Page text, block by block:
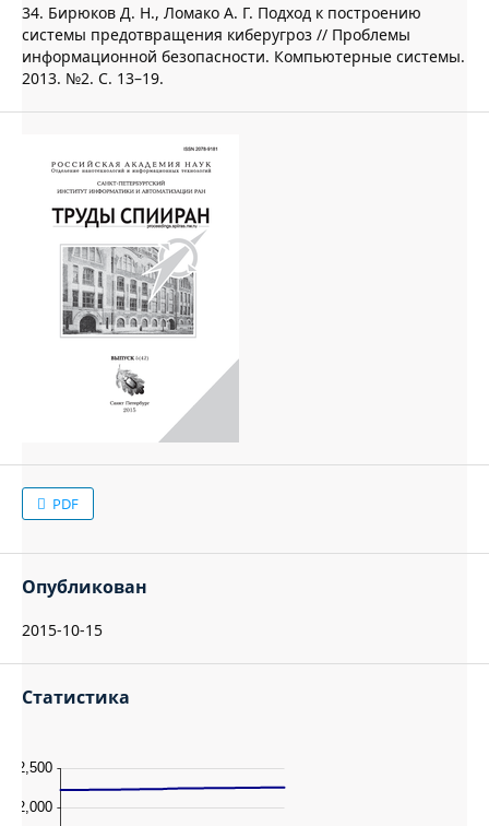
34. Бирюков Д. Н., Ломако А. Г. Подход к построению
системы предотвращения киберугроз // Проблемы
информационной безопасности. Компьютерные системы.
2013. №2. С. 13–19.
PDF
Опубликован
2015-10-15
Статистика